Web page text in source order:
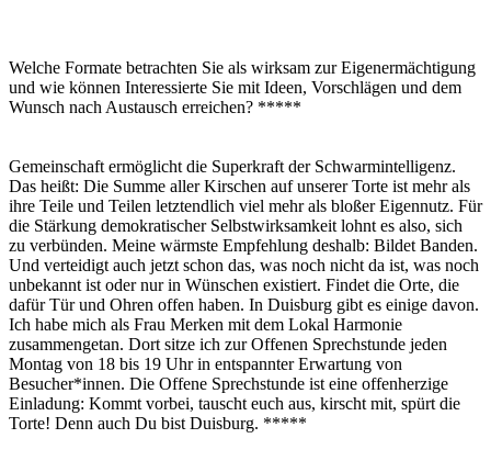
Welche Formate betrachten Sie als wirksam zur Eigenermächtigung
und wie können Interessierte Sie mit Ideen, Vorschlägen und dem
Wunsch nach Austausch erreichen? *****
Gemeinschaft ermöglicht die Superkraft der Schwarmintelligenz.
Das heißt: Die Summe aller Kirschen auf unserer Torte ist mehr als
ihre Teile und Teilen letztendlich viel mehr als bloßer Eigennutz. Für
die Stärkung demokratischer Selbstwirksamkeit lohnt es also, sich
zu verbünden. Meine wärmste Empfehlung deshalb: Bildet Banden.
Und verteidigt auch jetzt schon das, was noch nicht da ist, was noch
unbekannt ist oder nur in Wünschen existiert. Findet die Orte, die
dafür Tür und Ohren offen haben. In Duisburg gibt es einige davon.
Ich habe mich als Frau Merken mit dem Lokal Harmonie
zusammengetan. Dort sitze ich zur Offenen Sprechstunde jeden
Montag von 18 bis 19 Uhr in entspannter Erwartung von
Besucher*innen. Die Offene Sprechstunde ist eine offenherzige
Einladung: Kommt vorbei, tauscht euch aus, kirscht mit, spürt die
Torte! Denn auch Du bist Duisburg. *****